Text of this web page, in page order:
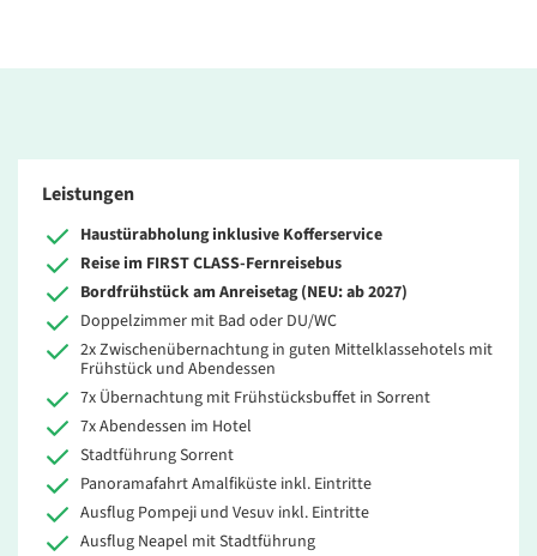
Leistungen
Haustürabholung inklusive Kofferservice
Reise im FIRST CLASS-Fernreisebus
Bordfrühstück am Anreisetag (NEU: ab 2027)
Doppelzimmer mit Bad oder DU/WC
2x Zwischenübernachtung in guten Mittelklassehotels mit
Frühstück und Abendessen
7x Übernachtung mit Frühstücksbuffet in Sorrent
7x Abendessen im Hotel
Stadtführung Sorrent
Panoramafahrt Amalfiküste inkl. Eintritte
Ausflug Pompeji und Vesuv inkl. Eintritte
Ausflug Neapel mit Stadtführung